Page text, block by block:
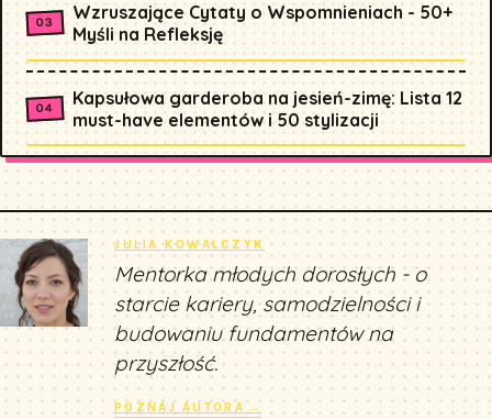
Wzruszające Cytaty o Wspomnieniach - 50+
Myśli na Refleksję
Kapsułowa garderoba na jesień-zimę: Lista 12
must-have elementów i 50 stylizacji
JULIA KOWALCZYK
Mentorka młodych dorosłych - o
starcie kariery, samodzielności i
budowaniu fundamentów na
przyszłość.
POZNAJ AUTORA →